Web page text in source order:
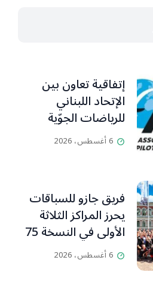
إتفاقية تعاون بين
الإتحاد اللبناني
للرياضات الجوّية
وجمعية طيّاري
ومدرّبي الطيران
6 أغسطس، 2026
فريق جازو للسباقات
يحرز المراكز الثلاثة
الأولى في النسخة 75
من رالي فنلندا
6 أغسطس، 2026